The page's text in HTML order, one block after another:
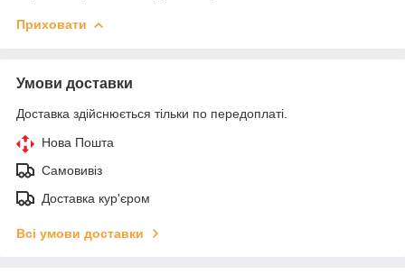
Приховати
Умови доставки
Доставка здійснюється тільки по передоплаті.
Нова Пошта
Самовивіз
Доставка кур'єром
Всі умови доставки